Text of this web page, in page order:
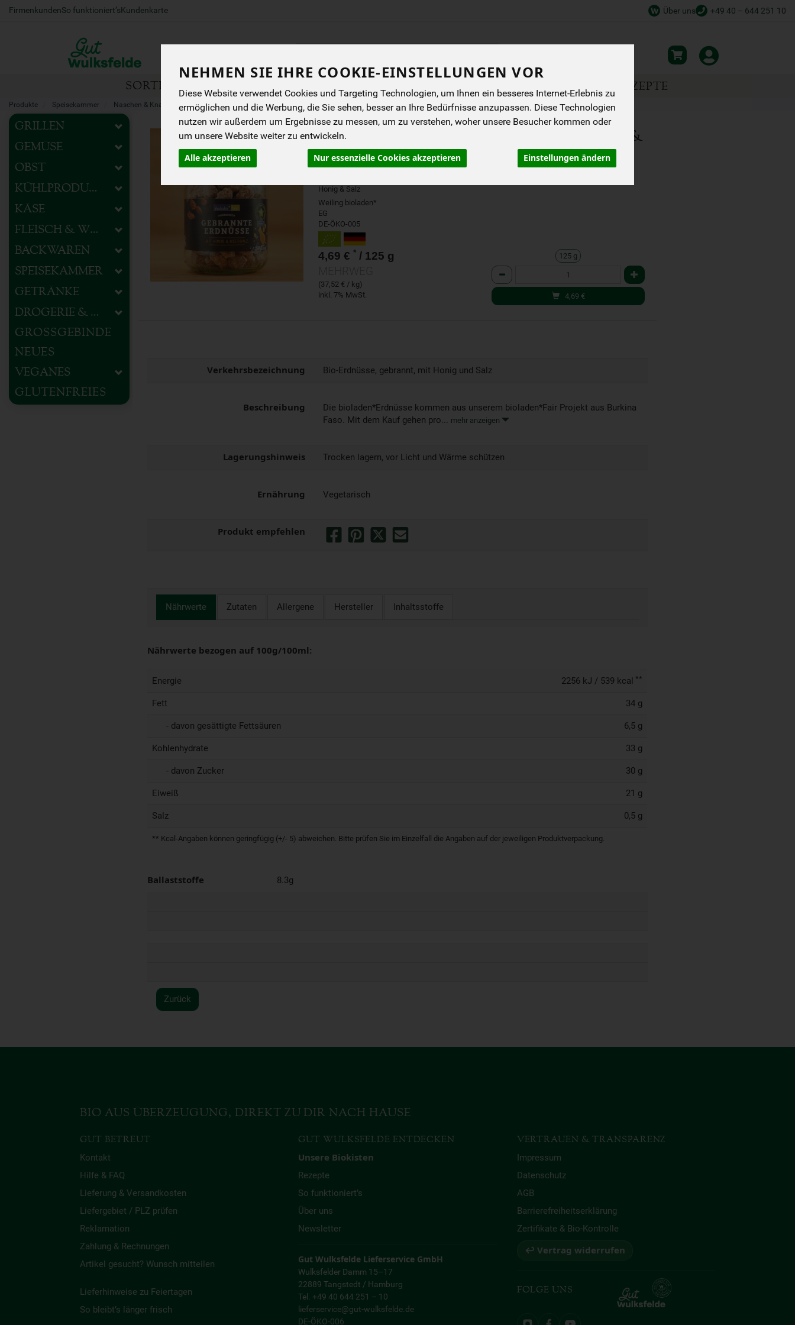
NEHMEN SIE IHRE COOKIE-EINSTELLUNGEN VOR
Diese Website verwendet Cookies und Targeting Technologien, um Ihnen ein besseres Internet-Erlebnis zu
ermöglichen und die Werbung, die Sie sehen, besser an Ihre Bedürfnisse anzupassen. Diese Technologien
nutzen wir außerdem um Ergebnisse zu messen, um zu verstehen, woher unsere Besucher kommen oder
um unsere Website weiter zu entwickeln.
Alle akzeptieren Nur essenzielle Cookies akzeptieren Einstellungen ändern
FirmenkundenSo funktioniert’sKundenkarte +49 40 – 644 251 10
Über uns
SORTIMENT HOFEIGENES BIOKISTEN ANGEBOTE NEUES INSPIRATION REZEPTE
Produkte Speisekammer Naschen & Knabbern Würziges
GRILLEN
GEMÜSE
OBST
KÜHLPRODUKTE
KÄSE
FLEISCH & WURST
BACKWAREN
SPEISEKAMMER
GETRÄNKE
DROGERIE & HAUSHALT
GROSSGEBINDE
NEUES
VEGANES
GLUTENFREIES
GEBRANNTE ERDNÜSSE MIT HONIG &
SALZ IM MEHRWEGGLAS
Honig & Salz
Weiling bioladen*
EG
DE-ÖKO-005
4,69 € * / 125 g
(37,52 € / kg)
inkl. 7% MwSt.
125 g
Anzahl
4,69 €
Verkehrsbezeichnung Bio-Erdnüsse, gebrannt, mit Honig und Salz
Beschreibung
Die bioladen*Erdnüsse kommen aus unserem bioladen*Fair Projekt aus Burkina
Faso. Mit dem Kauf gehen pro... mehr anzeigen
Lagerungshinweis Trocken lagern, vor Licht und Wärme schützen
Ernährung Vegetarisch
Produkt empfehlen
Nährwerte Zutaten Allergene Hersteller Inhaltsstoffe
Nährwerte bezogen auf 100g/100ml:
Energie 2256 kJ / 539 kcal **
Fett 34 g
- davon gesättigte Fettsäuren 6,5 g
Kohlenhydrate 33 g
- davon Zucker 30 g
Eiweiß 21 g
Salz 0,5 g
** Kcal-Angaben können geringfügig (+/- 5) abweichen. Bitte prüfen Sie im Einzelfall die Angaben auf der jeweiligen Produktverpackung.
Ballaststoffe 8.3g
Zurück
BIO AUS ÜBERZEUGUNG, DIREKT ZU DIR NACH HAUSE
GUT BETREUT
Kontakt
Hilfe & FAQ
Lieferung & Versandkosten
Liefergebiet / PLZ prüfen
Reklamation
Zahlung & Rechnungen
Artikel gesucht? Wunsch mitteilen
Lieferhinweise zu Feiertagen
So bleibt’s länger frisch
GUT WULKSFELDE ENTDECKEN
Unsere Biokisten
Rezepte
So funktioniert’s
Über uns
Newsletter
Gut Wulksfelde Lieferservice GmbH
Wulksfelder Damm 15–17
22889 Tangstedt / Hamburg
Tel. +49 40 644 251 – 10
lieferservice@gut-wulksfelde.de
DE-ÖKO-006
VERTRAUEN & TRANSPARENZ
Impressum
Datenschutz
AGB
Barrierefreiheitserklärung
Zertifikate & Bio-Kontrolle
↩ Vertrag widerrufen
FOLGE UNS